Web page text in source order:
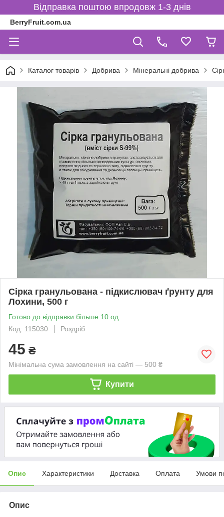
Відправка поштою впродовж 1-3 днів
BerryFruit.com.ua
Каталог товарів Добрива Мінеральні добрива
Сірка гранульована - підкислювач ґрунту для
Лохини, 500 г
Готово до відправки більше 10 од.
Код: 115030
Роздріб
45 ₴
Мінімальна сума замовлення на сайті — 500 ₴
Купити
Опис Характеристики Доставка Оплата Умови
Опис